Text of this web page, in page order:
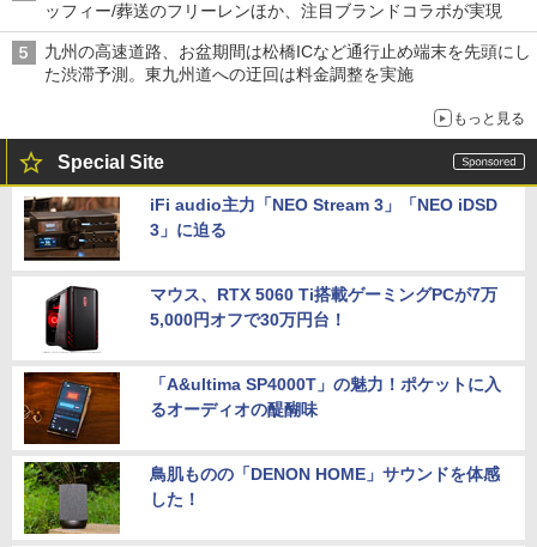
ッフィー/葬送のフリーレンほか、注目ブランドコラボが実現
九州の高速道路、お盆期間は松橋ICなど通行止め端末を先頭にし
た渋滞予測。東九州道への迂回は料金調整を実施
もっと見る
Special Site
iFi audio主力「NEO Stream 3」「NEO iDSD
3」に迫る
マウス、RTX 5060 Ti搭載ゲーミングPCが7万
5,000円オフで30万円台！
「A&ultima SP4000T」の魅力！ポケットに入
るオーディオの醍醐味
鳥肌ものの「DENON HOME」サウンドを体感
した！